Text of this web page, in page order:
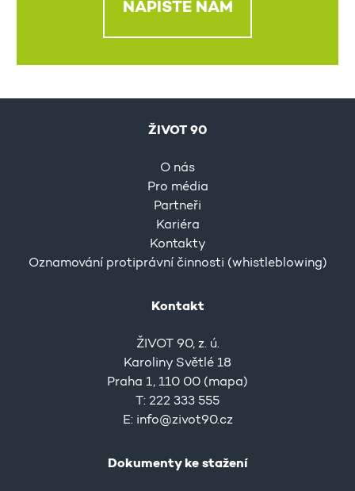
NAPIŠTE NÁM
ŽIVOT 90
O nás
Pro média
Partneři
Kariéra
Kontakty
Oznamování protiprávní činnosti (whistleblowing)
Kontakt
ŽIVOT 90, z. ú.
Karoliny Světlé 18
Praha 1, 110 00 (mapa)
T: 222 333 555
E: info@zivot90.cz
Dokumenty ke stažení